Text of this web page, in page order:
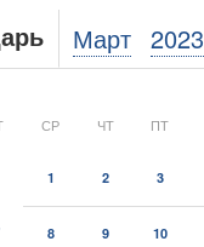
Март 2023
СР ЧТ ПТ
1 2 3
8 9 10